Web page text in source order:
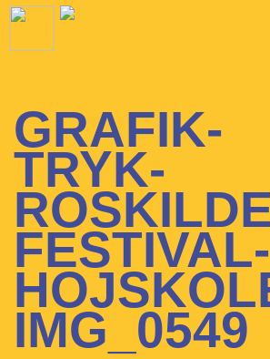
GRAFIK-
TRYK-
FESTIVAL-
IMG_0549